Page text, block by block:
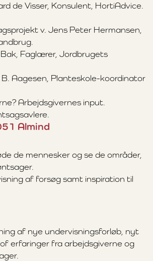
de Visser, Konsulent, HortiAdvice.
v. Jens Peter Hermansen,
Bak, Faglærer, Jordbrugets
Aagesen, Planteskole-koordinator
Arbejdsgivernes input.
Almind
de mennesker og se de områder,
af forsøg samt inspiration til
af nye undervisningsforløb, nyt
erfaringer fra arbejdsgiverne og